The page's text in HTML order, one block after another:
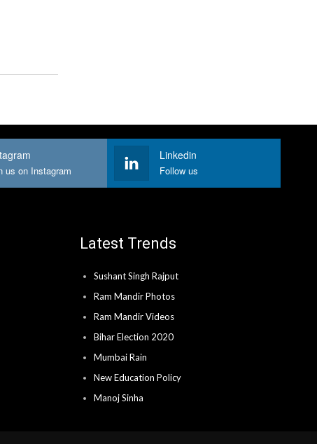
us on Instagram
Linkedin
Follow us
Latest Trends
Sushant Singh Rajput
Ram Mandir Photos
Ram Mandir Videos
Bihar Election 2020
Mumbai Rain
New Education Policy
Manoj Sinha